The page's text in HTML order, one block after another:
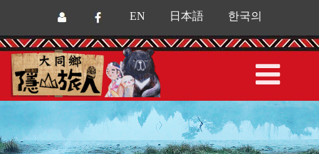
EN 日本語 한국의